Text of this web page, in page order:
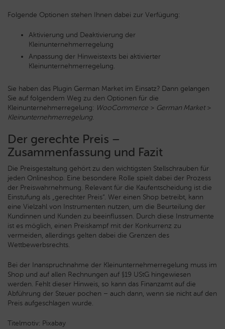
Folgende Optionen stehen Ihnen dabei zur Verfügung:
Aktivierung und Deaktivierung der
Kleinunternehmerregelung
Anpassung der Hinweistexts bei aktivierter
Kleinunternehmerregelung.
Sie haben das Plugin German Market im Einsatz? Dann gelangen
Sie auf folgendem Weg zu den Optionen für die
Kleinunternehmerregelung: WooCommerce > German Market>
Kleinunternehmerregelung.
Der gerechte Preis –
Zusammenfassung und Fazit
Die Preisgestaltung gehört zu den wichtigsten Stellschrauben für
jeden Onlineshop. Eine besondere Rolle spielt dabei der Prozess
der Preiswahrnehmung. Relevant für die Kaufentscheidung ist die
Einstufung als „gerechter Preis“. Wer einen Shop betreibt, kann
eine Vielzahl von Instrumenten nutzen, um die Beurteilung der
Kundinnen und Kunden zu beeinflussen. Durch diese Instrumente
ist es möglich, einen Preiskampf mit der Konkurrenz zu
vermeiden, allerdings gelten dabei die Grenzen des
Wettbewerbsrechts.
Bei der Inanspruchnahme der Kleinunternehmerregelung muss im
Shop und auf allen Rechnungen auf §19 UStG hingewiesen
werden. Fehlt dieser Hinweis, so kann das Finanzamt auf die
Abführung der Steuer pochen – auch dann, wenn sie nicht auf den
Preis aufgeschlagen wurde.
Titelmotiv: Pixabay